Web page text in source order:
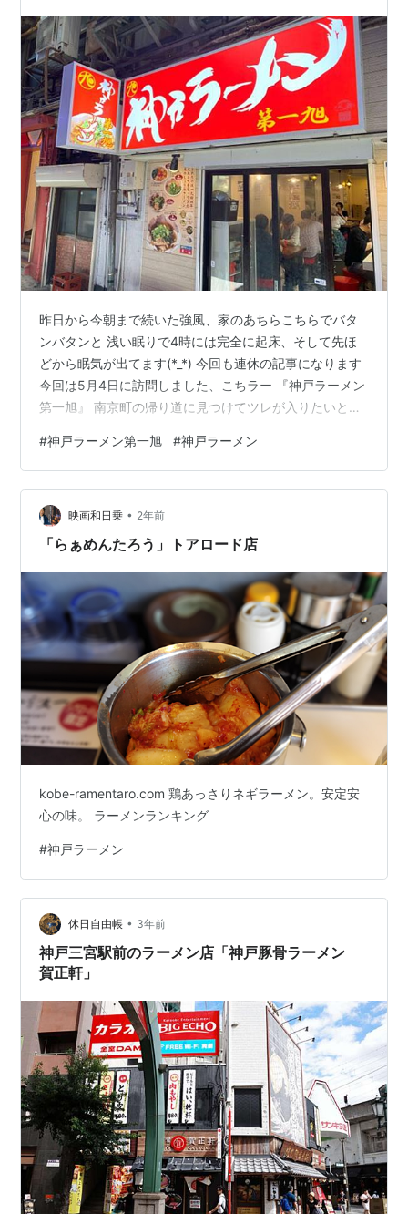
昨日から今朝まで続いた強風、家のあちらこちらでバタ
ンバタンと 浅い眠りで4時には完全に起床、そして先ほ
どから眠気が出てます(*_*) 今回も連休の記事になります
今回は5月4日に訪問しました、こちラー 『神戸ラーメン
第一旭』 南京町の帰り道に見つけてツレが入りたいと珍
ことが無いのですが初訪問♪ ちなみに源流は同じらしいで
すよ～ メニューです 卓上に素敵なアイテムがあるの
で･･･ 夜まで我慢と言っていましたがやっぱり飲みます
(笑) 気になっていたこちらを注文 「ちょっと ぎょうざ」
4個というボリュームがちょっとで丁度良い 薄皮で餡の
#神戸ラーメン第一旭 #神戸ラーメン
映画和日乗 • 2年前
「らぁめんたろう」トアロード店
kobe-ramentaro.com 鶏あっさりネギラーメン。安定安
心の味。 ラーメンランキング
#神戸ラーメン
休日自由帳 • 3年前
神戸三宮駅前のラーメン店「神戸豚骨ラーメン
賀正軒」